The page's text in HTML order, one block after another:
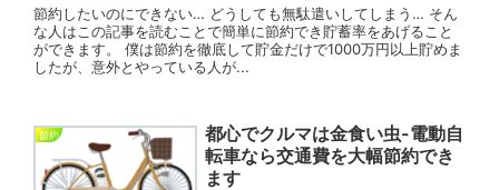
節約したいのにできない… どうしても無駄遣いしてしまう… そん
な人はこの記事を読むことで簡単に節約でき貯蓄率をあげること
ができます。 僕は節約を徹底して貯金だけで1000万円以上貯めま
したが、意外とやっている人が...
節約
都心でクルマは金食い虫-電動自
転車なら交通費を大幅節約でき
ます